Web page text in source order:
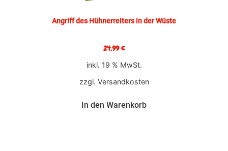
Angriff des Hühnerreiters in der Wüste
24,99€
inkl. 19 % MwSt.
zzgl. Versandkosten
In den Warenkorb